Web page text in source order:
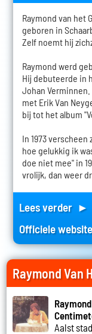
Raymond van het
geboren in
Zelf noemt hij
Raymond werd
Hij debuteerde in
Johan
met Erik Van
bij tot het album
In 1973
hoe gelukkig ik
doe niet mee" in
vrolijk, dan weer
Lees verder ►
Officiele
Raymond Van
Aalst